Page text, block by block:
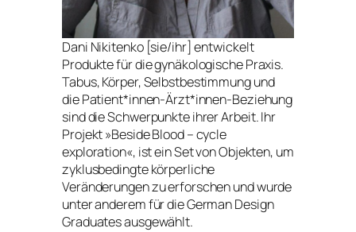
Dani Nikitenko [sie/ihr] entwickelt
Produkte für die gynäkologische Praxis.
Tabus, Körper, Selbstbestimmung und
die Patient*innen-Ärzt*innen-Beziehung
sind die Schwerpunkte ihrer Arbeit. Ihr
Projekt »Beside Blood – cycle
exploration«, ist ein Set von Objekten, um
zyklusbedingte körperliche
Veränderungen zu erforschen und wurde
unter anderem für die German Design
Graduates ausgewählt.